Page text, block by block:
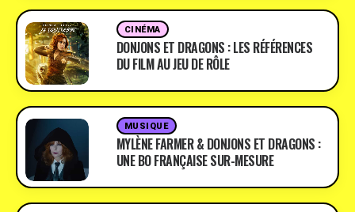
CINÉMA
DONJONS ET DRAGONS : LES RÉFÉRENCES
DU FILM AU JEU DE RÔLE
MUSIQUE
MYLÈNE FARMER & DONJONS ET DRAGONS :
UNE BO FRANÇAISE SUR-MESURE